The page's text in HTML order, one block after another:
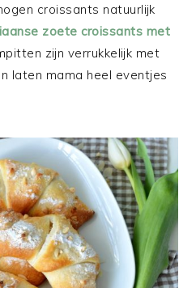
croissants natuurlijk
zoete croissants met
zijn verrukkelijk met
laten mama heel eventjes